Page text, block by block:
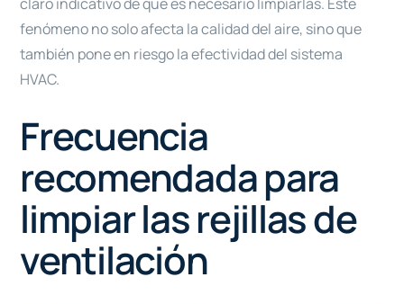
fenómeno no solo afecta la calidad del aire, sino que
también pone en riesgo la efectividad del sistema
HVAC.
Frecuencia
recomendada para
limpiar las rejillas de
ventilación